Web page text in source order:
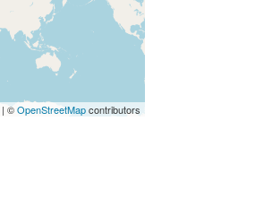
| ©OpenStreetMapcontributors